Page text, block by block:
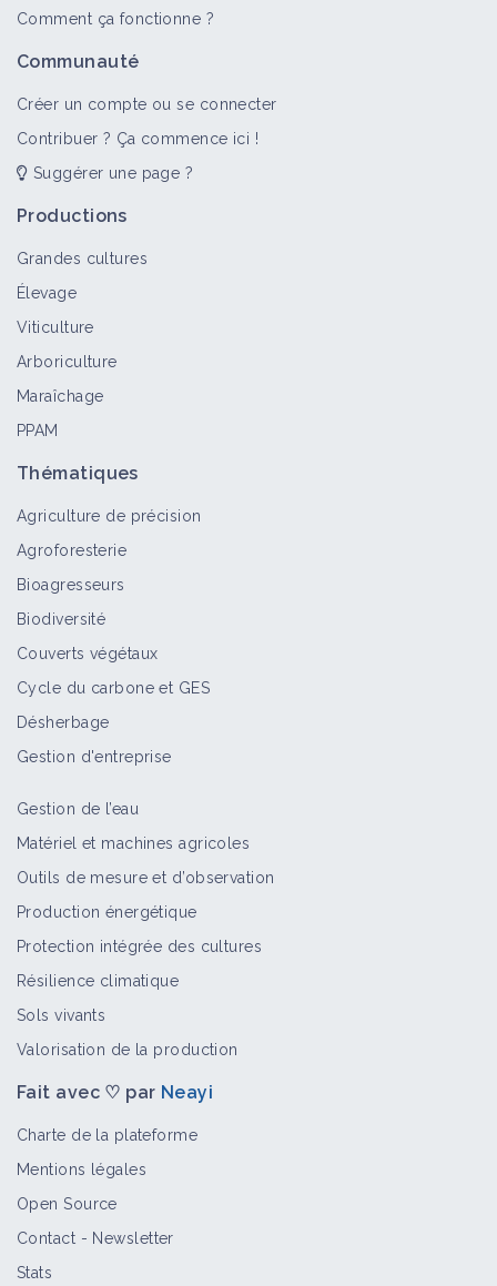
Comment ça fonctionne ?
Communauté
Créer un compte ou se connecter
Contribuer ? Ça commence ici !
Suggérer une page ?
Productions
Grandes cultures
Élevage
Viticulture
Arboriculture
Maraîchage
PPAM
Thématiques
Agriculture de précision
Agroforesterie
Bioagresseurs
Biodiversité
Couverts végétaux
Cycle du carbone et GES
Désherbage
Gestion d'entreprise
Gestion de l’eau
Matériel et machines agricoles
Outils de mesure et d’observation
Production énergétique
Protection intégrée des cultures
Résilience climatique
Sols vivants
Valorisation de la production
Fait avec ♡ par Neayi
Charte de la plateforme
Mentions légales
Open Source
Contact - Newsletter
Stats